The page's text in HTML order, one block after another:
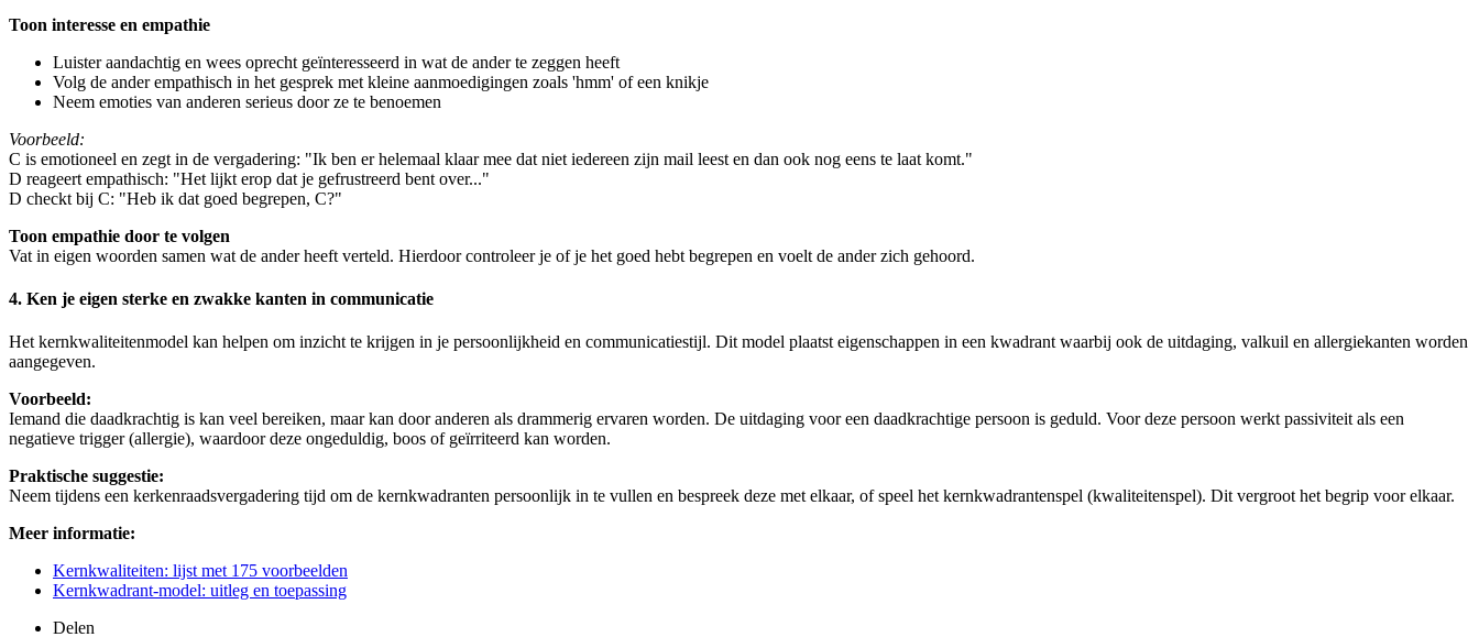
Toon interesse en empathie
Luister aandachtig en wees oprecht geïnteresseerd in wat de ander te zeggen heeft
Volg de ander empathisch in het gesprek met kleine aanmoedigingen zoals 'hmm' of een knikje
Neem emoties van anderen serieus door ze te benoemen
Voorbeeld:
C is emotioneel en zegt in de vergadering: "Ik ben er helemaal klaar mee dat niet iedereen zijn mail leest en dan ook nog eens te laat komt."
D reageert empathisch: "Het lijkt erop dat je gefrustreerd bent over..."
D checkt bij C: "Heb ik dat goed begrepen, C?"
Toon empathie door te volgen
Vat in eigen woorden samen wat de ander heeft verteld. Hierdoor controleer je of je het goed hebt begrepen en voelt de ander zich gehoord.
4. Ken je eigen sterke en zwakke kanten in communicatie
Het kernkwaliteitenmodel kan helpen om inzicht te krijgen in je persoonlijkheid en communicatiestijl. Dit model plaatst eigenschappen in een kwadrant waarbij ook de uitdaging, valkuil en allergiekanten worden
aangegeven.
Voorbeeld:
Iemand die daadkrachtig is kan veel bereiken, maar kan door anderen als drammerig ervaren worden. De uitdaging voor een daadkrachtige persoon is geduld. Voor deze persoon werkt passiviteit als een
negatieve trigger (allergie), waardoor deze ongeduldig, boos of geïrriteerd kan worden.
Praktische suggestie:
Neem tijdens een kerkenraadsvergadering tijd om de kernkwadranten persoonlijk in te vullen en bespreek deze met elkaar, of speel het kernkwadrantenspel (kwaliteitenspel). Dit vergroot het begrip voor elkaar.
Meer informatie:
Kernkwaliteiten: lijst met 175 voorbeelden
Kernkwadrant-model: uitleg en toepassing
Delen